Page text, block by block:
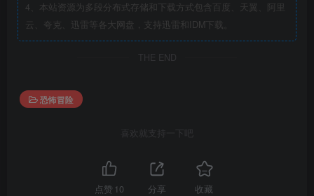
4、本站资源为多段分布式存储和下载方式包含百度、天翼、阿里
云、夸克、迅雷等各大网盘，支持迅雷和IDM下载。
THE END
恐怖冒险
喜欢就支持一下吧
点赞 10 分享 收藏